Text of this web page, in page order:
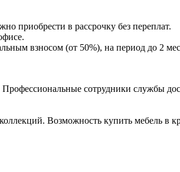
приобрести в рассрочку без переплат.
взносом (от 50%), на период до 2
сотрудники службы
Возможность купить мебель в